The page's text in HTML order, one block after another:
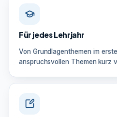
Für jedes Lehrjahr
Von Grundlagenthemen im
anspruchsvollen Themen kurz